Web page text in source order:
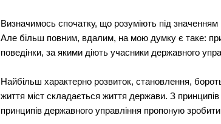
Визначимось спочатку, що розуміють під
Але більш повним, вдалим, на мою думку є таке:
поведінки, за якими діють учасники державного
Найбільш характерно розвиток, становлення,
життя міст складається життя держави. З
принципів державного управління пропоную